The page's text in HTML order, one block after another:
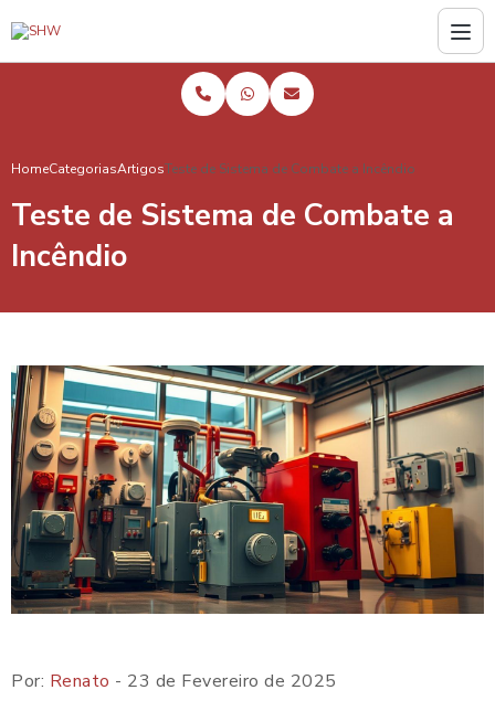
HomeCategoriasArtigosTeste de Sistema de Combate a Incêndio
Teste de Sistema de Combate a
Incêndio
Por: Renato - 23 de Fevereiro de 2025